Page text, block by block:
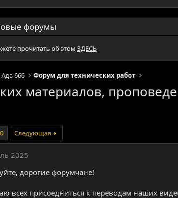
форумы
прочитать об этом ЗДЕСЬ
666 Форум для технических работ
материалов,
Следующая
2025
дорогие форумчане!
всех присоедниться к переводам наших